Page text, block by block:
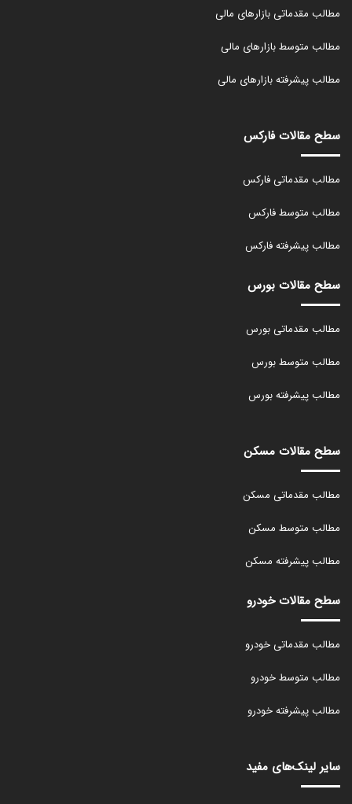
مطالب مقدماتی بازارهای مالی
مطالب متوسط بازارهای مالی
مطالب پیشرفته بازارهای مالی
سطح مقالات فارکس
مطالب مقدماتی فارکس
مطالب متوسط فارکس
مطالب پیشرفته فارکس
سطح مقالات بورس
مطالب مقدماتی بورس
مطالب متوسط بورس
مطالب پیشرفته بورس
سطح مقالات مسکن
مطالب مقدماتی مسکن
مطالب متوسط مسکن
مطالب پیشرفته مسکن
سطح مقالات خودرو
مطالب مقدماتی خودرو
مطالب متوسط خودرو
مطالب پیشرفته خودرو
سایر لینک‌های مفید